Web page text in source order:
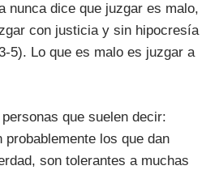
nunca dice que juzgar es malo,
con justicia y sin hipocresía
5). Lo que es malo es juzgar a
que suelen decir:
probablemente los que dan
son tolerantes a muchas